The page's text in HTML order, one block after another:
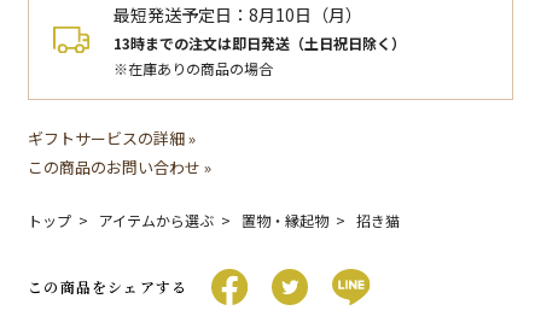
最短発送予定日：8月10日（月）
13時までの注文は即日発送（土日祝日除く）
※在庫ありの商品の場合
ギフトサービスの詳細 »
この商品のお問い合わせ »
トップ アイテムから選ぶ 置物・縁起物 招き猫
この商品をシェアする